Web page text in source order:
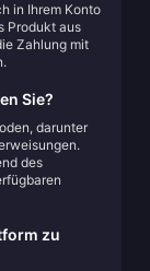
in Ihrem Konto
Produkt aus
Zahlung mit
Sie?
darunter
des
zu